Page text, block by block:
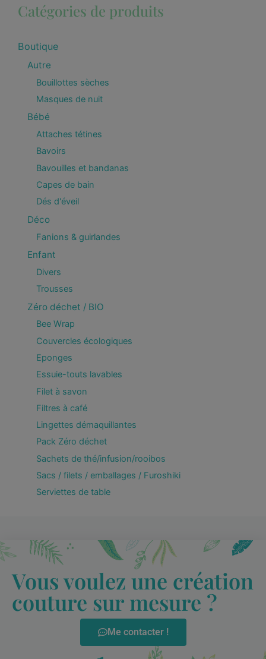
Catégories de produits
Boutique
Autre
Bouillottes sèches
Masques de nuit
Bébé
Attaches tétines
Bavoirs
Bavouilles et bandanas
Capes de bain
Dés d'éveil
Déco
Fanions & guirlandes
Enfant
Divers
Trousses
Zéro déchet / BIO
Bee Wrap
Couvercles écologiques
Eponges
Essuie-touts lavables
Filet à savon
Filtres à café
Lingettes démaquillantes
Pack Zéro déchet
Sachets de thé/infusion/rooibos
Sacs / filets / emballages / Furoshiki
Serviettes de table
Vous voulez une création
couture sur mesure ?
Me contacter !